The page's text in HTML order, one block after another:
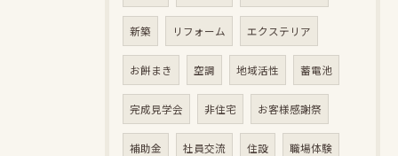
新築 リフォーム エクステリア
お餅まき 空調 地域活性 蓄電池
完成見学会 非住宅 お客様感謝祭
補助金 社員交流 住設 職場体験